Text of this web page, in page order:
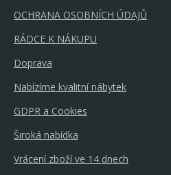
OCHRANA OSOBNÍCH ÚDAJŮ
RÁDCE K NÁKUPU
Doprava
Nabízíme kvalitní nábytek
GDPR a Cookies
Široká nabídka
Vrácení zboží ve 14 dnech